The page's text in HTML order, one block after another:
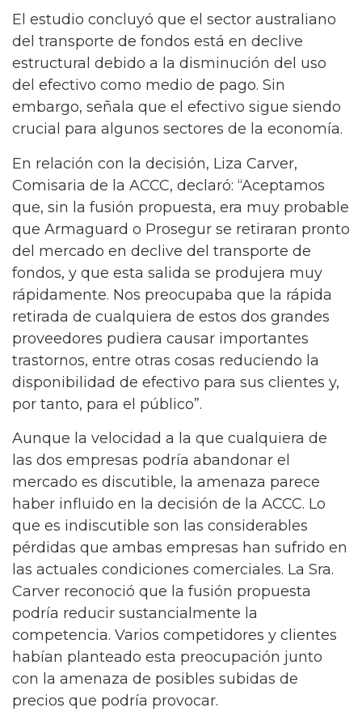
El estudio concluyó que el sector australiano
del transporte de fondos está en declive
estructural debido a la disminución del uso
del efectivo como medio de pago. Sin
embargo, señala que el efectivo sigue siendo
crucial para algunos sectores de la economía.
En relación con la decisión, Liza Carver,
Comisaria de la ACCC, declaró: “Aceptamos
que, sin la fusión propuesta, era muy probable
que Armaguard o Prosegur se retiraran pronto
del mercado en declive del transporte de
fondos, y que esta salida se produjera muy
rápidamente. Nos preocupaba que la rápida
retirada de cualquiera de estos dos grandes
proveedores pudiera causar importantes
trastornos, entre otras cosas reduciendo la
disponibilidad de efectivo para sus clientes y,
por tanto, para el público”.
Aunque la velocidad a la que cualquiera de
las dos empresas podría abandonar el
mercado es discutible, la amenaza parece
haber influido en la decisión de la ACCC. Lo
que es indiscutible son las considerables
pérdidas que ambas empresas han sufrido en
las actuales condiciones comerciales. La Sra.
Carver reconoció que la fusión propuesta
podría reducir sustancialmente la
competencia. Varios competidores y clientes
habían planteado esta preocupación junto
con la amenaza de posibles subidas de
precios que podría provocar.